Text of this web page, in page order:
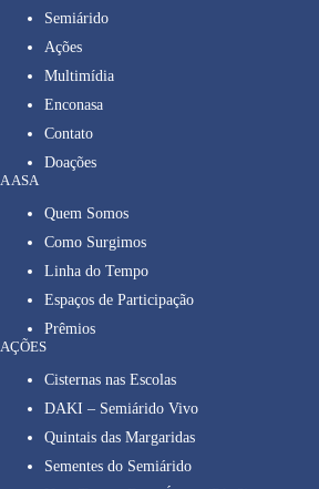
Semiárido
Ações
Multimídia
Enconasa
Contato
Doações
A ASA
Quem Somos
Como Surgimos
Linha do Tempo
Espaços de Participação
Prêmios
AÇÕES
Cisternas nas Escolas
DAKI – Semiárido Vivo
Quintais das Margaridas
Sementes do Semiárido